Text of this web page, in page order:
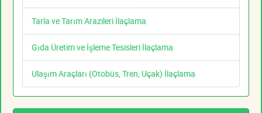
Tarla ve Tarım Arazileri İlaçlama
Gıda Üretim ve İşleme Tesisleri İlaçlama
Ulaşım Araçları (Otobüs, Tren, Uçak) İlaçlama